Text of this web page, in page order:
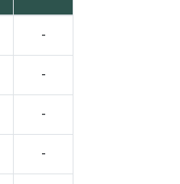
-
-
-
-